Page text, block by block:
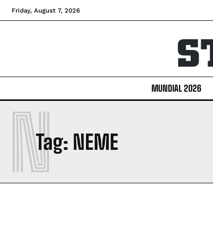
Friday, August 7, 2026
MUNDIAL 2026
Tag: NEME
N